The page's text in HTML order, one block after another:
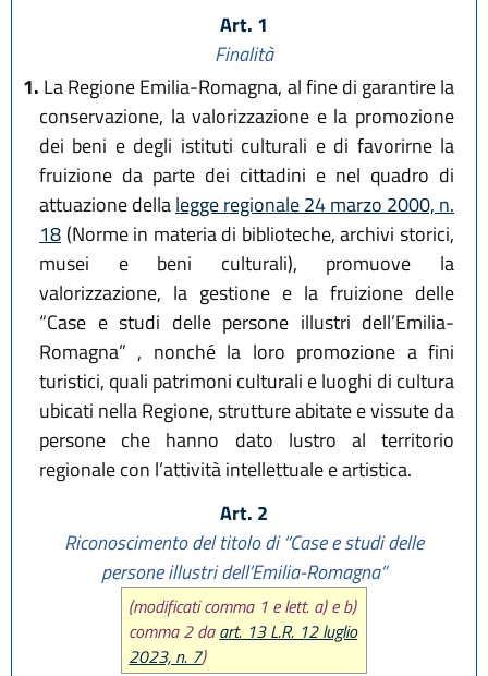
Art. 1
Finalità
1. La Regione Emilia-Romagna, al fine di garantire la
conservazione, la valorizzazione e la promozione
dei beni e degli istituti culturali e di favorirne la
fruizione da parte dei cittadini e nel quadro di
attuazione dellalegge regionale 24 marzo 2000, n.
18 (Norme in materia di biblioteche, archivi storici,
musei e beni culturali), promuove la
valorizzazione, la gestione e la fruizione delle
“Case e studi delle persone illustri dell’Emilia-
Romagna” , nonché la loro promozione a fini
turistici, quali patrimoni culturali e luoghi di cultura
ubicati nella Regione, strutture abitate e vissute da
persone che hanno dato lustro al territorio
regionale con l’attività intellettuale e artistica.
Art. 2
Riconoscimento del titolo di “Case e studi delle
persone illustri dell’Emilia-Romagna”
(modificati comma 1 e lett. a) e b)
comma 2 daart. 13 L.R. 12 luglio
2023, n. 7)